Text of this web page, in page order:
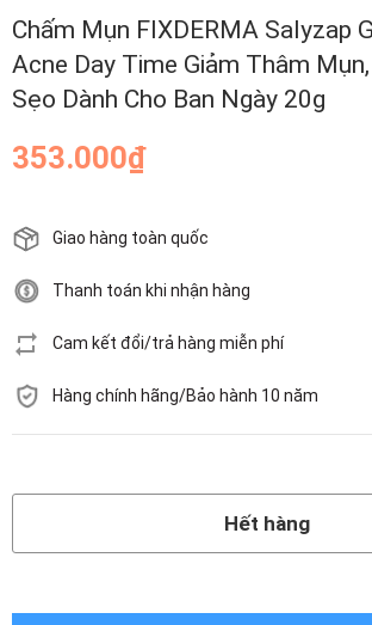
Chấm Mụn FIXDERMA Salyzap
Acne Day Time Giảm Thâm
Sẹo Dành Cho Ban Ngày 20g
353.000₫
Giao hàng toàn quốc
Thanh toán khi nhận hàng
Cam kết đổi/trả hàng miễn phí
Hàng chính hãng/Bảo hành 10 năm
Hết hàng